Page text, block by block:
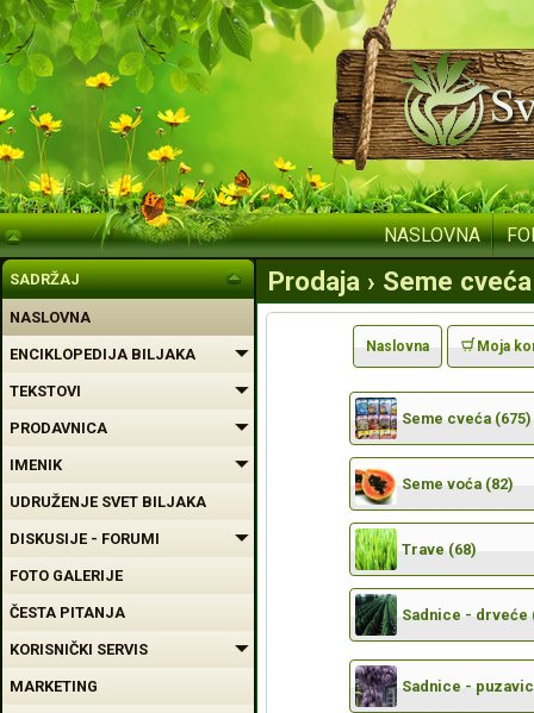
NASLOVNA
SADRŽAJ
NASLOVNA
ENCIKLOPEDIJA BILJAKA
TEKSTOVI
PRODAVNICA
IMENIK
UDRUŽENJE SVET BILJAKA
DISKUSIJE - FORUMI
FOTO GALERIJE
ČESTA PITANJA
KORISNIČKI SERVIS
MARKETING
Prodaja › Seme
Naslovna Moja
Seme cveća (675)
Seme voća (82)
Trave (68)
Sadnice - drveće
Sadnice -